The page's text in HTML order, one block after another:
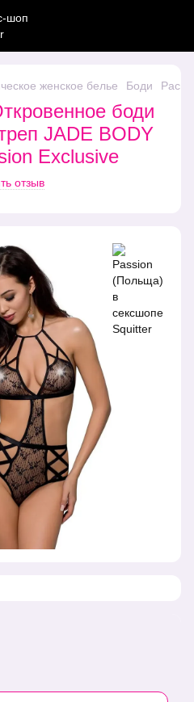
женское белье Боди
боди
JADE BODY
Exclusive
отзыв